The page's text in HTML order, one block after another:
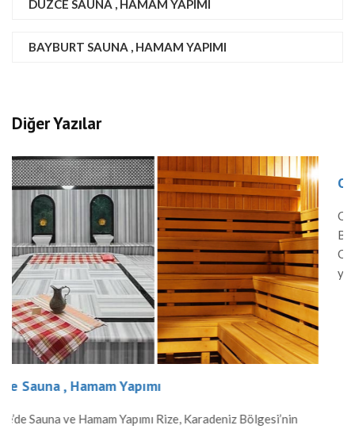
DÜZCE SAUNA , HAMAM YAPIMI
BAYBURT SAUNA , HAMAM YAPIMI
Diğer Yazılar
Osmaniye Sauna , Hamam Yapımı
Osmaniye’de Sauna ve Hamam Yapımı Osmaniye,
Bölgesi’nin tarihi ve kültürel zenginlikleriyle bilinen
Osmaniye’de geleneksel hamam kültürü ve modern
yapıları, hem yerel halk hem de ziyaretçiler için
rahatlama alanı sunar. Hamam Yapımı Osmaniye’de
Osmanlı mimarisinden ilham alınarak inşa edilir.
gibi dayanıklı malzemelerle yapılan hamamlar, sıcak